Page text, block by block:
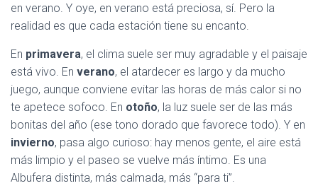
en verano. Y oye, en verano está preciosa, sí. Pero la
realidad es que cada estación tiene su encanto.
En primavera, el clima suele ser muy agradable y el paisaje
está vivo. En verano, el atardecer es largo y da mucho
juego, aunque conviene evitar las horas de más calor si no
te apetece sofoco. En otoño, la luz suele ser de las más
bonitas del año (ese tono dorado que favorece todo). Y en
invierno, pasa algo curioso: hay menos gente, el aire está
más limpio y el paseo se vuelve más íntimo. Es una
Albufera distinta, más calmada, más “para ti”.